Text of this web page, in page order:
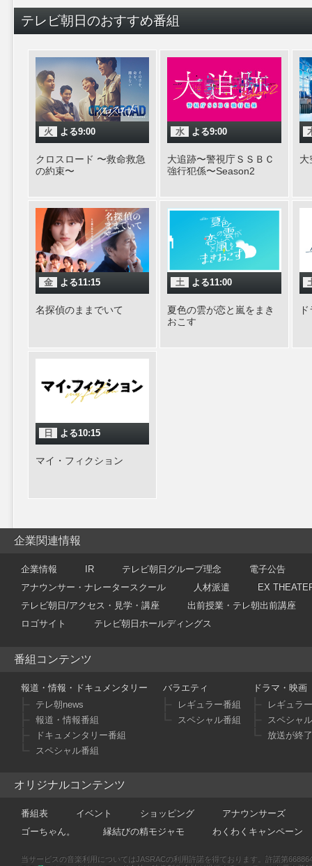
テレビ朝日のおすすめ番組
火 よる9:00
クロスロード 〜救命救急
の約束〜
水 よる9:00
大追跡〜警視庁ＳＳＢＣ
強行犯係〜Season2
大
金 よる11:15
名探偵のままでいて
土 よる11:00
夏色の雲が恋と嵐をまき
おこす
日 よる10:15
マイ・フィクション
企業関連情報
企業情報 IR テレビ朝日グループ理念
電子公告
アナウンサー・ナレータースクール
人材派遣
EX
テレビ朝日/アクセス・見学・講座
出前授業・テレ朝出前講座
ロゴサイト
テレビ朝日ホールディングス
番組コンテンツ
報道・情報・ドキュメンタリー
テレ朝news
報道・情報番組
ドキュメンタリー番組
スペシャル番組
バラエティ
レギュラー番組
スペシャル番組
ドラマ・映画
レギュラ
スペシャ
放送が終
オリジナルコンテンツ
番組表 イベント ショッピング
アナウンサーズ
ゴーちゃん。
縁結びの精モジャモ わくわくキャンペーン
当サービスの音楽利用についてはJASRACの利用許諾を得ております。許諾第